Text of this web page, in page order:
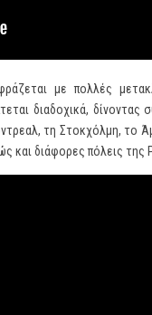
με πολλές
διαδοχικά,
τη Στοκχόλμη, το
και διάφορες πόλεις της